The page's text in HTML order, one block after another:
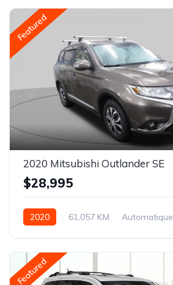
Featured
2020 Mitsubishi Outlander SE
$28,995
2020 61,057 KM Automatique
Featured